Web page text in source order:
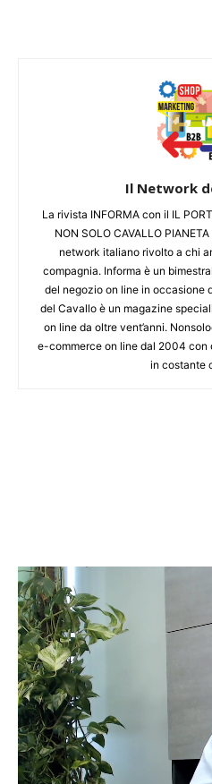
Il Network
La rivista INFORMA con il IL
NON SOLO CAVALLO
network italiano rivolto a chi
compagnia. Informa è un
del negozio on line in occasione
del Cavallo è un magazine
on line da oltre vent’anni.
e-commerce on line dal 2004
in costante